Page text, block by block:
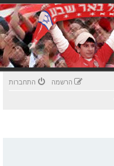
התחברות הרשמה